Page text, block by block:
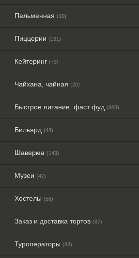
Пельменная (10)
Пиццерии (131)
Кейтеринг (73)
Чайхана, чайная (20)
Быстрое питание, фаст фуд (883)
Бильярд (48)
Шаверма (143)
Музеи (47)
Хостелы (58)
Заказ и доставка тортов (87)
Туроператоры (83)